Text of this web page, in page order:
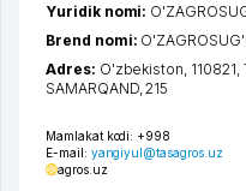
Mamlakat kodi: +998
E-mail: yangiyul@tasagros.uz
agros.uz
Yuridik nomi:
Brend nomi:
Adres: O'zbekiston, 110821,
SAMARQAND, 215